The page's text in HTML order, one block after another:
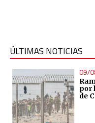
ÚLTIMAS NOTICIAS
09/
por
de